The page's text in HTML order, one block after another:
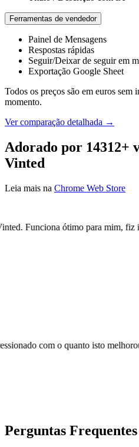
Ferramentas de vendedor
Painel de Mensagens
Respostas rápidas
Seguir/Deixar de seguir em
Exportação Google Sheet
Todos os preços são em euros sem
momento.
Ver comparação detalhada →
Adorado por 14312+
Vinted
Leia mais na Chrome Web Store
fiz imenças vendas graças a
cancelei, voltei e estou tão
Perguntas Frequentes